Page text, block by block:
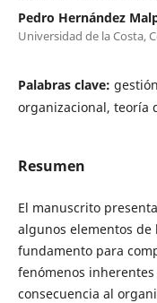
Pedro Hernández
Universidad de la Costa,
Palabras clave:
organizacional, teoría
Resumen
El manuscrito
algunos elementos
fundamento para
fenómenos
consecuencia al